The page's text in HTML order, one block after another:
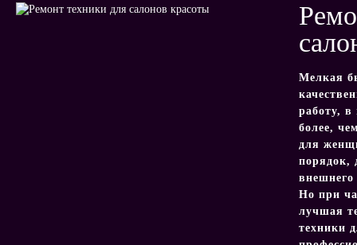
Мелкая
работу, в
более,
для
порядок,
Но при
лучшая
техники